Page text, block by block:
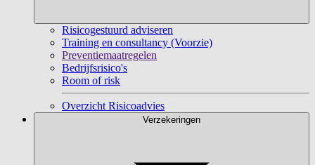
Risicogestuurd adviseren
Training en consultancy (Voorzie)
Preventiemaatregelen
Bedrijfsrisico's
Room of risk
Overzicht Risicoadvies
Verzekeringen